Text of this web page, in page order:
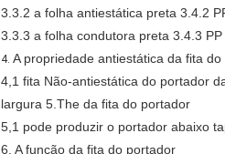
3.3.2 a folha antiestática preta 3.4.2
3.3.3 a folha condutora preta 3.4.3
4. A propriedade antiestática da fita
4,1 fita Não-antiestática do portador
largura 5.The da fita do portador
5,1 pode produzir o portador abaixo
6. A função da fita do portador